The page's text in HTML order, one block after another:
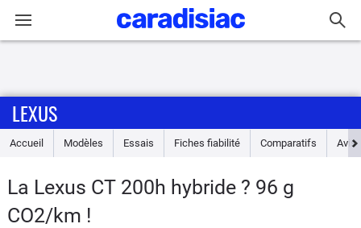
Accueil
Essais
LEXUS
Accueil Modèles Essais Fiches fiabilité Comparatifs Avis
La Lexus CT 200h hybride ? 96 g
CO2/km !